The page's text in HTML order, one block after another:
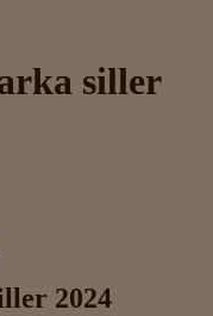
siller
2024